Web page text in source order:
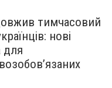
тимчасовий
нові
для